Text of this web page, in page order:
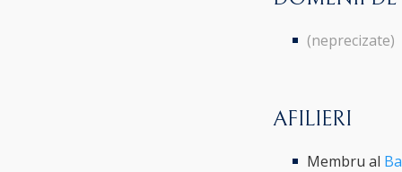
(neprecizate)
AFILIERI
Membru al